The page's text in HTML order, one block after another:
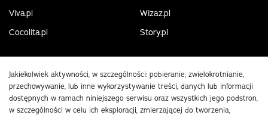
Viva.pl
Wizaz.pl
Cocolita.pl
Story.pl
Jakiekolwiek aktywności, w szczególności: pobieranie, zwielokrotnianie,
przechowywanie, lub inne wykorzystywanie treści, danych lub informacji
dostępnych w ramach niniejszego serwisu oraz wszystkich jego podstron,
w szczególności w celu ich eksploracji, zmierzającej do tworzenia,